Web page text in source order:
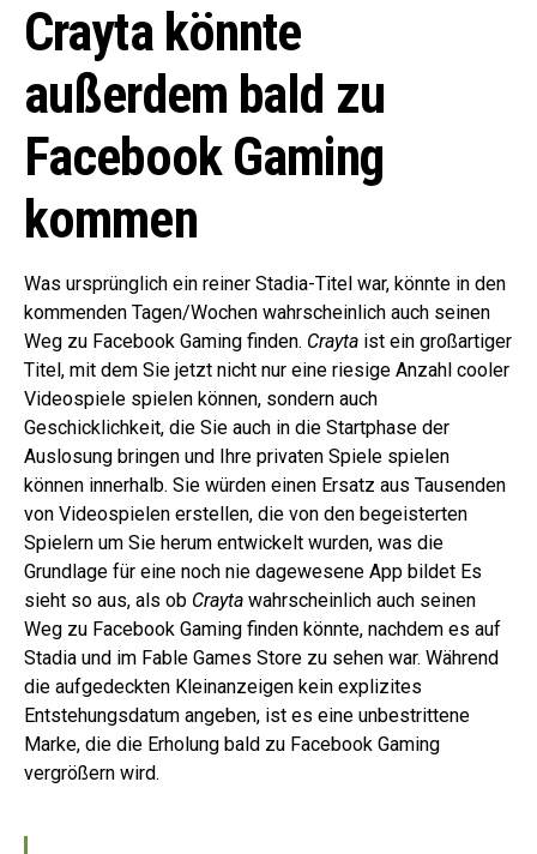
Crayta könnte
außerdem bald zu
Facebook Gaming
kommen
Was ursprünglich ein reiner Stadia-Titel war, könnte in den
kommenden Tagen/Wochen wahrscheinlich auch seinen
Weg zu Facebook Gaming finden. Crayta ist ein großartiger
Titel, mit dem Sie jetzt nicht nur eine riesige Anzahl cooler
Videospiele spielen können, sondern auch
Geschicklichkeit, die Sie auch in die Startphase der
Auslosung bringen und Ihre privaten Spiele spielen
können innerhalb. Sie würden einen Ersatz aus Tausenden
von Videospielen erstellen, die von den begeisterten
Spielern um Sie herum entwickelt wurden, was die
Grundlage für eine noch nie dagewesene App bildet Es
sieht so aus, als ob Crayta wahrscheinlich auch seinen
Weg zu Facebook Gaming finden könnte, nachdem es auf
Stadia und im Fable Games Store zu sehen war. Während
die aufgedeckten Kleinanzeigen kein explizites
Entstehungsdatum angeben, ist es eine unbestrittene
Marke, die die Erholung bald zu Facebook Gaming
vergrößern wird.